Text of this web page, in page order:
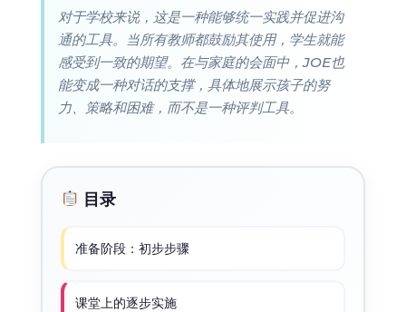
对于学校来说，这是一种能够统一实践并促进沟
通的工具。当所有教师都鼓励其使用，学生就能
感受到一致的期望。在与家庭的会面中，JOE也
能变成一种对话的支撑，具体地展示孩子的努
力、策略和困难，而不是一种评判工具。
目录
准备阶段：初步步骤
课堂上的逐步实施